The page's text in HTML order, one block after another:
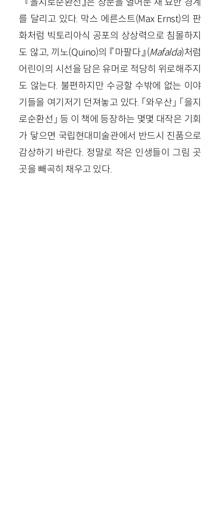
를 달리고 있다. 막스 에른스트(Max Ernst)의 판
화처럼 빅토리아식 공포의 상상력으로 침몰하지
도 않고, 끼노(Quino)의 『마팔다』(Mafalda)처럼
어린이의 시선을 담은 유머로 적당히 위로해주지
도 않는다. 불편하지만 수긍할 수밖에 없는 이야
기들을 여기저기 던져놓고 있다. 「와우산」 「을지
로순환선」 등 이 책에 등장하는 몇몇 대작은 기회
가 닿으면 국립현대미술관에서 반드시 진품으로
감상하기 바란다. 정말로 작은 인생들이 그림 곳
곳을 빼곡히 채우고 있다.